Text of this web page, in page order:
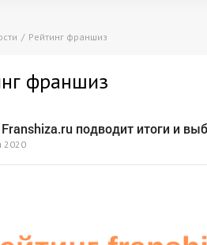
Рейтинг франшиз
франшиз
Franshiza.ru подводит итоги и
2020